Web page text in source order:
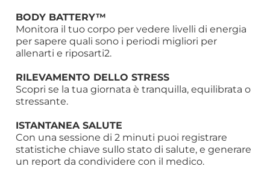
BODY BATTERY™
Monitora il tuo corpo per vedere livelli di energia
per sapere quali sono i periodi migliori per
allenarti e riposarti2.
RILEVAMENTO DELLO STRESS
Scopri se la tua giornata è tranquilla, equilibrata o
stressante.
ISTANTANEA SALUTE
Con una sessione di 2 minuti puoi registrare
statistiche chiave sullo stato di salute, e generare
un report da condividere con il medico.